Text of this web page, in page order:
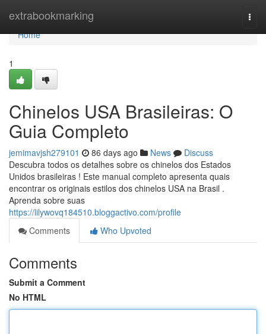
extrabookmarking
Home
Home
1
Chinelos USA Brasileiras: O
Guia Completo
jemimavjsh279101 86 days ago News
Discuss
Descubra todos os detalhes sobre os chinelos dos Estados
Unidos brasileiras ! Este manual completo apresenta quais
encontrar os originais estilos dos chinelos USA na Brasil .
Aprenda sobre suas
https://lilywovq184510.bloggactivo.com/profile
Comments
Who Upvoted
Comments
Submit a Comment
No HTML